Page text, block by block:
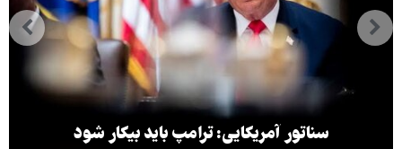
سناتور آمریکایی: ترامپ باید بیکار شود